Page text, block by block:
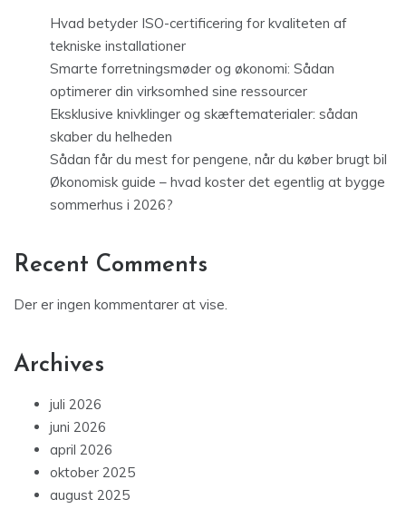
Hvad betyder ISO-certificering for kvaliteten af
tekniske installationer
Smarte forretningsmøder og økonomi: Sådan
optimerer din virksomhed sine ressourcer
Eksklusive knivklinger og skæftematerialer: sådan
skaber du helheden
Sådan får du mest for pengene, når du køber brugt bil
Økonomisk guide – hvad koster det egentlig at bygge
sommerhus i 2026?
Recent Comments
Der er ingen kommentarer at vise.
Archives
juli 2026
juni 2026
april 2026
oktober 2025
august 2025